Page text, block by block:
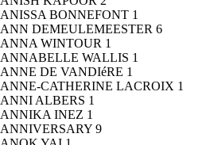
ANISSA BONNEFONT 1
ANN DEMEULEMEESTER 6
ANNA WINTOUR 1
ANNABELLE WALLIS 1
ANNE DE VANDIéRE 1
ANNE-CATHERINE LACROIX 1
ANNI ALBERS 1
ANNIKA INEZ 1
ANNIVERSARY 9